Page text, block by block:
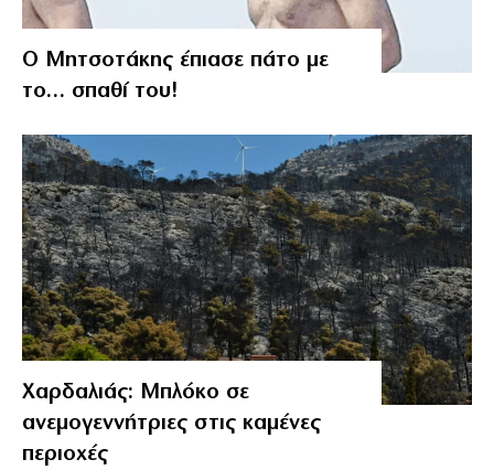
Ο Μητσοτάκης έπιασε πάτο με
το… σπαθί του!
Χαρδαλιάς: Μπλόκο σε
ανεμογεννήτριες στις καμένες
περιοχές